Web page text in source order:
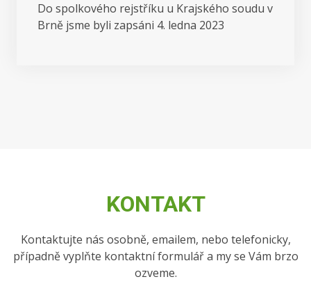
Do spolkového rejstříku u Krajského soudu v
Brně jsme byli zapsáni 4. ledna 2023
KONTAKT
Kontaktujte nás osobně, emailem, nebo telefonicky,
případně vyplňte kontaktní formulář a my se Vám brzo
ozveme.